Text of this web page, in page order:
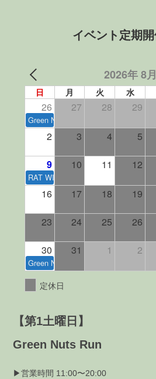
イベント定期開
2026年 8月
日 月 火 水
26 27 28 29
Green Nuts Market
2 3 4 5
9 10 11 12
RAT WINGS Market Episode.2
16 17 18 19
23 24 25 26
30 31 1 2
Green Nuts Market
定休日
【第1土曜日】
Green Nuts Run
▶営業時間 11:00〜20:00